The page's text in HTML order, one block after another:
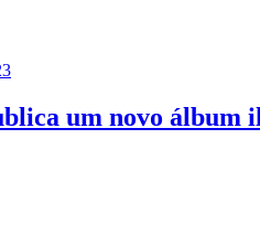
um novo álbum